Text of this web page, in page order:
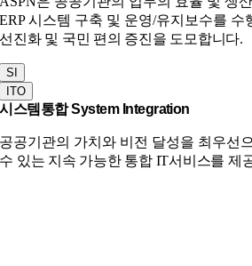
ERP 시스템 구축 및 운영/유지보수를
선진화 및 국민 편의 증진을 도모합니다.
SI
ITO
시스템통합System Integration
공공기관의 가치와 비전 달성을 최우선
수 있는 지속 가능한 통합 IT서비스를 제